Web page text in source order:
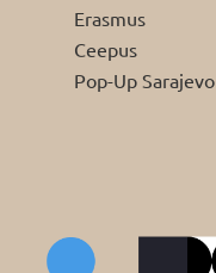
Erasmus
Ceepus
Pop-Up Sarajevo